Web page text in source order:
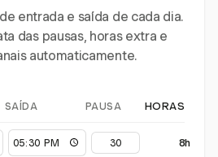
entrada e saída de cada dia.
das pausas, horas extra e
automaticamente.
SAÍDA PAUSA HORAS
8h